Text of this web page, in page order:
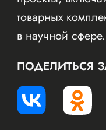
товарных
в научной сфере.
ПОДЕЛИТЬСЯ